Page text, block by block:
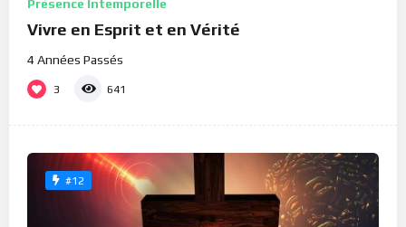
Présence Intemporelle
Vivre en Esprit et en Vérité
4 Années Passés
3 641
#12